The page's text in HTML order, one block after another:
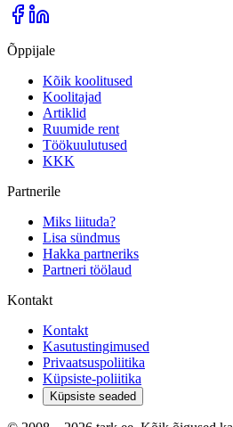
Õppijale
Kõik koolitused
Koolitajad
Artiklid
Ruumide rent
Töökuulutused
KKK
Partnerile
Miks liituda?
Lisa sündmus
Hakka partneriks
Partneri töölaud
Kontakt
Kontakt
Kasutustingimused
Privaatsuspoliitika
Küpsiste-poliitika
Küpsiste seaded